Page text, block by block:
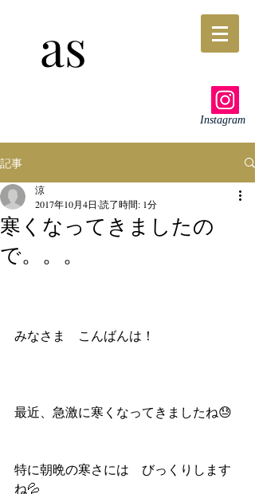
as
Instagram
記事
寒くなってきましたの
で。。。
涼
2017年10月4日 読了時間: 1分
みなさま　こんばんは！
最近、急激に寒くなってきましたね😓
特に朝晩の寒さには　びっくりします
ね💦